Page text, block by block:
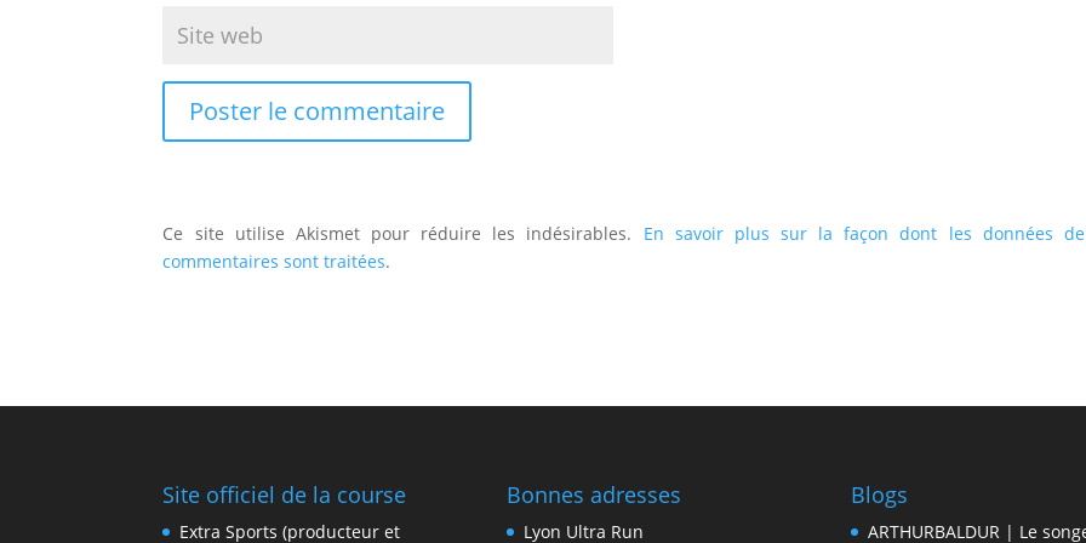
Ce site utilise Akismet pour réduire les indésirables. En savoir plus sur la façon dont les données
commentaires sont traitées.
Site officiel de la course
Extra Sports (producteur et
Bonnes adresses
Lyon Ultra Run
Blogs
ARTHURBALDUR | Le